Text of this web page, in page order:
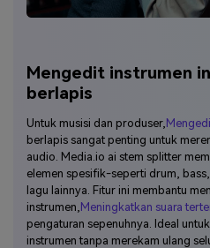
Mengedit instrumen
berlapis
Untuk musisi dan produser,
berlapis sangat penting untuk
audio. Media.io ai stem splitter
elemen spesifik-seperti drum,
lagu lainnya. Fitur ini membantu
instrumen, Meningkatkan suara
pengaturan sepenuhnya. Ideal
instrumen tanpa merekam ulang